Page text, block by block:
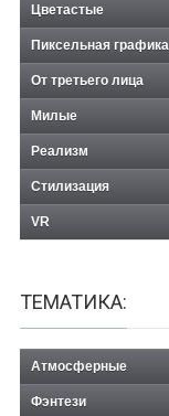
Цветастые
Пиксельная графика
От третьего лица
Милые
Реализм
Стилизация
VR
ТЕМАТИКА:
Атмосферные
Фэнтези